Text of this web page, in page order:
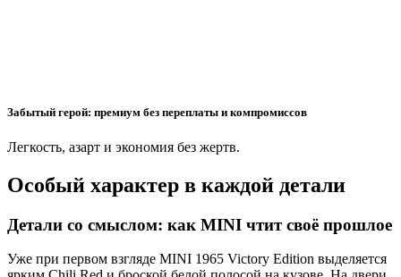
Забытый герой: премиум без переплаты и компромиссов
Легкость, азарт и экономия без жертв.
Особый характер в каждой детали
Детали со смыслом: как MINI чтит своё прошлое
Уже при первом взгляде MINI 1965 Victory Edition выделяется